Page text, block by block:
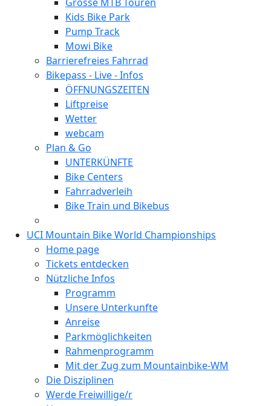
Kids Bike Park
Pump Track
Mowi Bike
Barrierefreies Fahrrad
Bikepass - Live - Infos
ÖFFNUNGSZEITEN
Liftpreise
Wetter
webcam
Plan & Go
UNTERKÜNFTE
Bike Centers
Fahrradverleih
Bike Train und Bikebus
UCI Mountain Bike World Championships
Home page
Tickets entdecken
Nützliche Infos
Programm
Unsere Unterkunfte
Anreise
Parkmöglichkeiten
Rahmenprogramm
Mit der Zug zum Mountainbike-WM
Die Disziplinen
Werde Freiwillige/r